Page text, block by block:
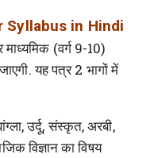
Syllabus in Hindi
माध्यमिक (वर्ग 9-10)
यह पत्र 2 भागों में
उर्दू, संस्कृत, अरबी,
विज्ञान का विषय